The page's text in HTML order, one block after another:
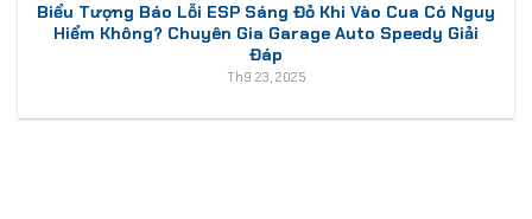
Biểu Tượng Báo Lỗi ESP Sáng Đỏ Khi Vào Cua Có Nguy
Hiểm Không? Chuyên Gia Garage Auto Speedy Giải
Đáp
Th9 23, 2025